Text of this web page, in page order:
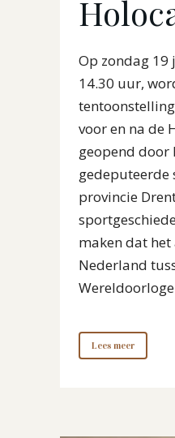
Op zondag 19
14.30 uur,
tentoonstelling
voor en na de
geopend door
gedeputeerde
provincie
maken dat
Nederland
Lees meer